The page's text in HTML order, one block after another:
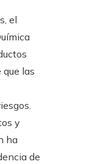
el
las
y
ha
de